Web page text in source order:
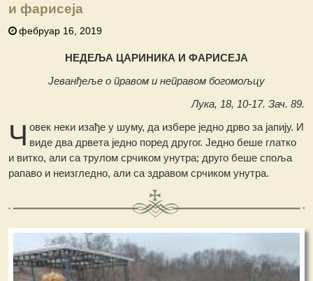
и фарисеја
фебруар 16, 2019
НЕДЕЉА ЦАРИНИКА И ФАРИСЕЈА
Јеванђеље о правом и неправом богомољцу
Лука, 18, 10-17. Зач. 89.
Ч овек неки изађе у шуму, да избере једно дрво за јапију. И
виде два дрвета једно поред другог. Једно беше глатко
и витко, али са трулом срчиком унутра; друго беше споља
рапаво и неизгледно, али са здравом срчиком унутра.